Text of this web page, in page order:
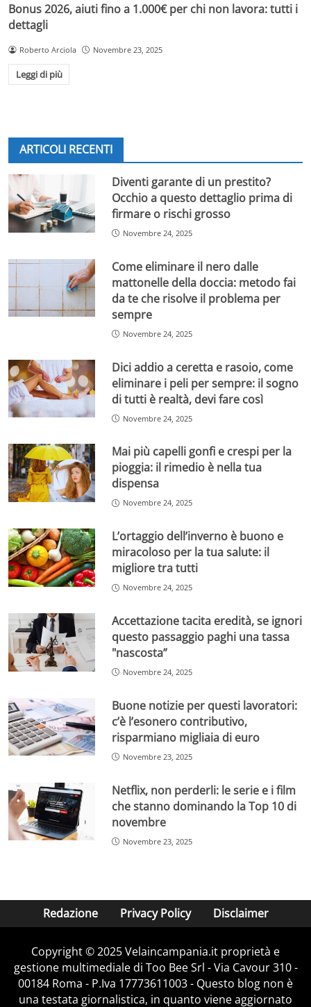
Bonus 2026, aiuti fino a 1.000€ per chi non lavora: tutti i
dettagli
Roberto Arciola Novembre 23, 2025
Leggi di più
ARTICOLI RECENTI
Diventi garante di un prestito?
Occhio a questo dettaglio prima di
firmare o rischi grosso
Novembre 24, 2025
Come eliminare il nero dalle
mattonelle della doccia: metodo fai
da te che risolve il problema per
sempre
Novembre 24, 2025
Dici addio a ceretta e rasoio, come
eliminare i peli per sempre: il sogno
di tutti è realtà, devi fare così
Novembre 24, 2025
Mai più capelli gonfi e crespi per la
pioggia: il rimedio è nella tua
dispensa
Novembre 24, 2025
L’ortaggio dell’inverno è buono e
miracoloso per la tua salute: il
migliore tra tutti
Novembre 24, 2025
Accettazione tacita eredità, se ignori
questo passaggio paghi una tassa
"nascosta”
Novembre 24, 2025
Buone notizie per questi lavoratori:
c’è l’esonero contributivo,
risparmiano migliaia di euro
Novembre 23, 2025
Netflix, non perderli: le serie e i film
che stanno dominando la Top 10 di
novembre
Novembre 23, 2025
Redazione Privacy Policy Disclaimer
Copyright © 2025 Velaincampania.it proprietà e
gestione multimediale di Too Bee Srl - Via Cavour 310 -
00184 Roma - P.Iva 17773611003 - Questo blog non è
una testata giornalistica, in quanto viene aggiornato